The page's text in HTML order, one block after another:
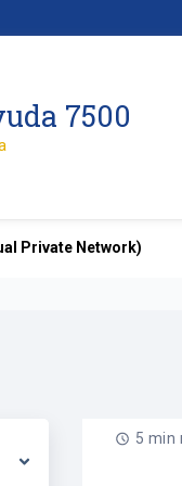
7500
Private Network)
5 min